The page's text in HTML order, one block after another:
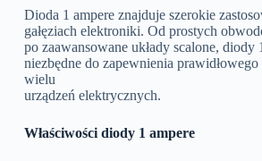
Dioda 1 ampere znajduje szerokie
gałęziach elektroniki. Od prostych
po zaawansowane układy scalone, diody
niezbędne do zapewnienia
wielu
urządzeń elektrycznych.
Właściwości diody 1 ampere